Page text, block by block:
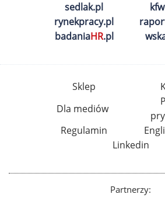
sedlak.pl
rynekpracy.pl
badaniaHR.pl
Sklep
Dla mediów
Regulamin
Linkedin
Partnerzy: